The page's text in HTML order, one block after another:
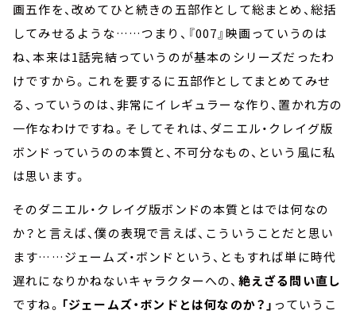
画五作を、改めてひと続きの五部作として総まとめ、総括
してみせるような……つまり、『007』映画っていうのは
ね、本来は1話完結っていうのが基本のシリーズだったわ
けですから。これを要するに五部作としてまとめてみせ
る、っていうのは、非常にイレギュラーな作り、置かれ方の
一作なわけですね。そしてそれは、ダニエル・クレイグ版
ボンドっていうのの本質と、不可分なもの、という風に私
は思います。
そのダニエル・クレイグ版ボンドの本質とはでは何なの
か？と言えば、僕の表現で言えば、こういうことだと思い
ます……ジェームズ・ボンドという、ともすれば単に時代
遅れになりかねないキャラクターへの、 絶えざる問い直し
ですね。 「ジェームズ・ボンドとは何なのか？」 っていうこ